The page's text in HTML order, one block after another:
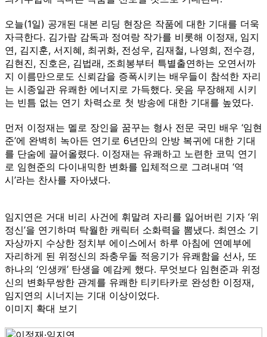
오늘(1일) 공개된 대본 리딩 현장은 작품에 대한 기대를 더욱
자극한다. 김가람 감독과 정여랑 작가를 비롯해 이정재, 임지
연, 김지훈, 서지혜, 최귀화, 전성우, 김재철, 나영희, 전수경,
김현진, 진호은, 김법래, 조희봉부터 특별출연하는 오연서까
지 이름만으로도 신뢰감을 증폭시키는 배우들이 참석한 자리
는 시종일관 유쾌한 에너지로 가득했다. 웃음 무장해제 시키
는 빈틈 없는 연기 차력쇼로 첫 방송에 대한 기대를 높였다.
먼저 이정재는 멜로 장인을 꿈꾸는 형사 전문 국민 배우 ‘임현
준’에 완벽히 녹아든 연기로 6년만의 안방 복귀에 대한 기대
를 단숨에 끌어올렸다. 이정재는 유쾌하고 노련한 코믹 연기
로 임현준의 다이내믹한 변화를 입체적으로 그려내며 ‘역
시’라는 찬사를 자아냈다.
임지연은 거대 비리 사건에 휘말려 자리를 잃어버린 기자 ‘위
정신’을 연기하며 탁월한 캐릭터 소화력을 뽐냈다. 최연소 기
자상까지 수상한 정치부 에이스에서 하루 아침에 연예부에
자리하게 된 위정신의 좌충우돌 적응기가 유쾌함을 선사, 또
하나의 ‘인생캐’ 탄생을 예감케 했다. 무엇보다 임현준과 위정
신의 변화무쌍한 관계를 유쾌한 티키타카로 완성한 이정재,
임지연의 시너지는 기대 이상이었다.
이미지 확대 보기